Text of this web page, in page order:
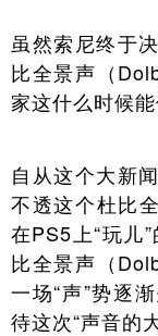
虽然索尼终于
比全景声（
家这什么时候
自从这个大新
不透这个杜比
在PS5上“玩儿
比全景声（
一场“声”势逐
待这次“声音的